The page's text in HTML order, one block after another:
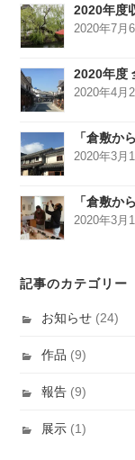
2020年度
2020年7月
2020年度
2020年4月
「倉敷か
2020年3月
「倉敷か
2020年3月
記事のカテゴリー
お知らせ (24)
作品 (9)
報告 (9)
展示 (1)